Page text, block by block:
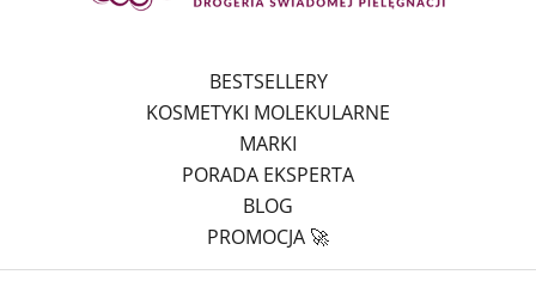
BESTSELLERY
KOSMETYKI MOLEKULARNE
MARKI
PORADA EKSPERTA
BLOG
PROMOCJA 🚀